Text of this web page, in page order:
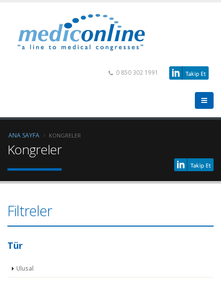
0 850 302 1991
ANA SAYFA KONGRELER
Kongreler
Filtreler
Tür
Ulusal